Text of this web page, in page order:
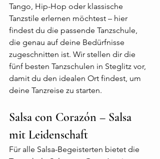
Tango, Hip-Hop oder klassische
Tanzstile erlernen möchtest – hier
findest du die passende Tanzschule,
die genau auf deine Bedürfnisse
zugeschnitten ist. Wir stellen dir die
fünf besten Tanzschulen in Steglitz vor,
damit du den idealen Ort findest, um
deine Tanzreise zu starten.
Salsa con Corazón – Salsa
mit Leidenschaft
Für alle Salsa-Begeisterten bietet die